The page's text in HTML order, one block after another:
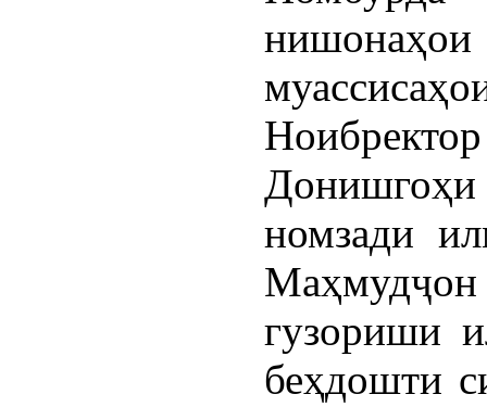
Донишгоҳи
номзади
гузориши
беҳдошти